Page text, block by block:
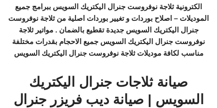
الكترونية ثلاجة نوفروست جنرال اليكتريك السويس ببرامج جميع
الموديلات – اصلاح بوردات و تغيير بوردات اصلية من ثلاجة نوفروست
جنرال اليكتريك السويس جديدة تقطيع بالضمان . مواتير ثلاجة
نوفروست جنرال اليكتريك السويس جميع الاحجام بقدرات مختلفة
مناسب لكافة موديلات ثلاجة نوفروست جنرال اليكتريك السويس
صيانة ثلاجات جنرال اليكتريك
السويس | صيانة ديب فريزر جنرال